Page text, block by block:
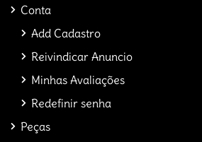
Conta
Add Cadastro
Reivindicar Anuncio
Minhas Avaliações
Redefinir senha
Peças